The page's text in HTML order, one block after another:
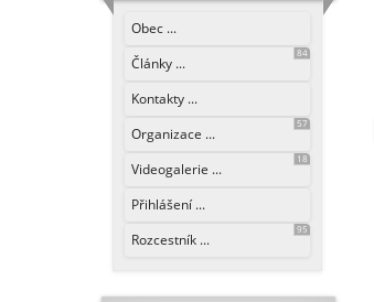
Obec ...
Články ...
84
Kontakty ...
Organizace ...
57
Videogalerie ...
18
Přihlášení ...
Rozcestník ...
95